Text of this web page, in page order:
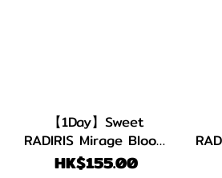
11.8~13.0mm
(2)
【1Day】Sweet
RADIRIS Mirage Bloom
日抛｜1盒10片
HK$155.00